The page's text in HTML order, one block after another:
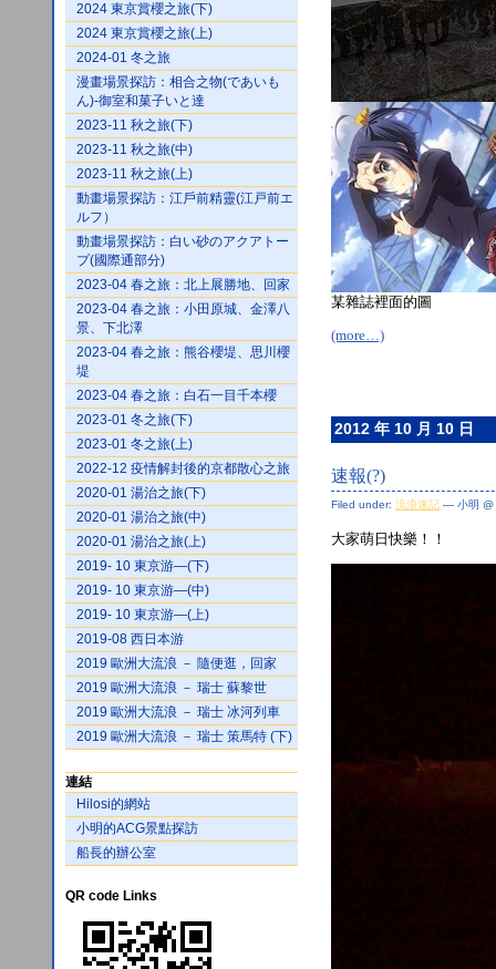
2024 東京賞櫻之旅(下)
2024 東京賞櫻之旅(上)
2024-01 冬之旅
漫畫場景探訪：相合之物(であいも
ん)-御室和菓子いと達
2023-11 秋之旅(下)
2023-11 秋之旅(中)
2023-11 秋之旅(上)
動畫場景探訪：江戶前精靈(江戸前エ
ルフ）
動畫場景探訪：白い砂のアクアトー
プ(國際通部分)
2023-04 春之旅：北上展勝地、回家
2023-04 春之旅：小田原城、金澤八
景、下北澤
2023-04 春之旅：熊谷櫻堤、思川櫻
堤
2023-04 春之旅：白石一目千本櫻
2023-01 冬之旅(下)
2023-01 冬之旅(上)
2022-12 疫情解封後的京都散心之旅
2020-01 湯治之旅(下)
2020-01 湯治之旅(中)
2020-01 湯治之旅(上)
2019- 10 東京游—(下)
2019- 10 東京游—(中)
2019- 10 東京游—(上)
2019-08 西日本游
2019 歐洲大流浪 － 隨便逛，回家
2019 歐洲大流浪 － 瑞士 蘇黎世
2019 歐洲大流浪 － 瑞士 冰河列車
2019 歐洲大流浪 － 瑞士 策馬特 (下)
連結
Hilosi的網站
小明的ACG景點探訪
船長的辦公室
QR code Links
某雜誌裡面的圖
(more…)
2012 年 10 月 10 日
速報(?)
Filed under: 流浪速記 — 小明 @
大家萌日快樂！！